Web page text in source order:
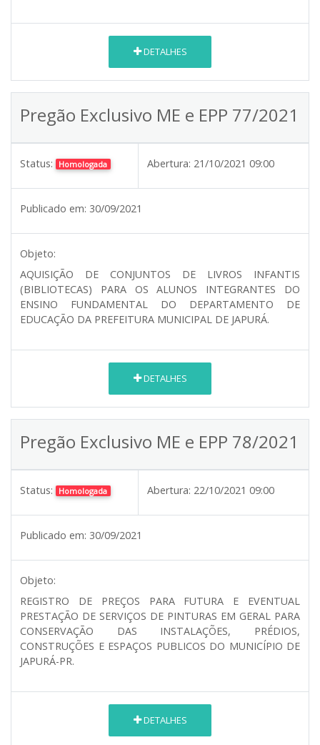
DETALHES
Pregão Exclusivo ME e EPP 77/2021
Status: Homologada Abertura: 21/10/2021 09:00
Publicado em: 30/09/2021
Objeto:
AQUISIÇÃO DE CONJUNTOS DE LIVROS INFANTIS
(BIBLIOTECAS) PARA OS ALUNOS INTEGRANTES DO
ENSINO FUNDAMENTAL DO DEPARTAMENTO DE
EDUCAÇÃO DA PREFEITURA MUNICIPAL DE JAPURÁ.
DETALHES
Pregão Exclusivo ME e EPP 78/2021
Status: Homologada Abertura: 22/10/2021 09:00
Publicado em: 30/09/2021
Objeto:
REGISTRO DE PREÇOS PARA FUTURA E EVENTUAL
PRESTAÇÃO DE SERVIÇOS DE PINTURAS EM GERAL PARA
CONSERVAÇÃO DAS INSTALAÇÕES, PRÉDIOS,
CONSTRUÇÕES E ESPAÇOS PUBLICOS DO MUNICÍPIO DE
JAPURÁ-PR.
DETALHES